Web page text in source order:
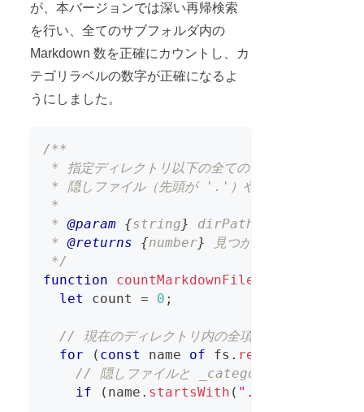
が、本バージョンでは深い再帰検索
を行い、全てのサブフォルダ内の
Markdown 数を正確にカウントし、カ
テゴリラベルの数字が正確になるよ
うにしました。
/**
* 指定ディレクトリ以下の全ての Markdown
* 隠しファイル（先頭が '.'）や
*
* @param {string} dirPath
* @returns {number}
見つかった Markdown
*/
function
countMarkdownFiles
let
count = 0 ;
// 現在のディレクトリ内の全項目（ファイルとサ
for
( const name of fs . readdirSync
// 隠しファイルと _category_.json 設定フ
if
( name . startsWith ( "."